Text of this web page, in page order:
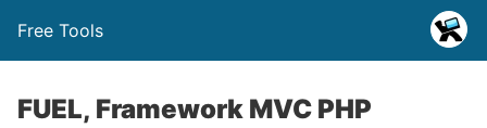
Free Tools
FUEL, Framework MVC PHP